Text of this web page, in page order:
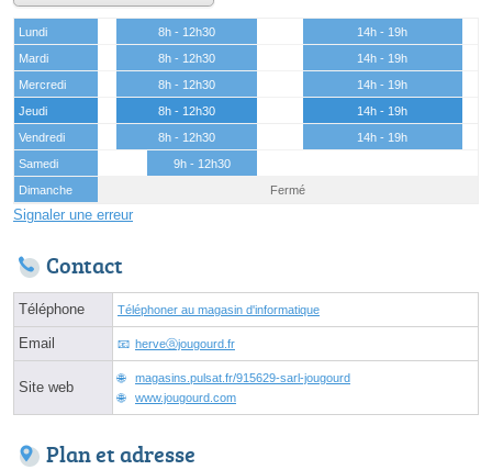
Lundi 8h - 12h30
14h - 19h
Mardi
8h - 12h30
14h - 19h
Mercredi
8h - 12h30
14h - 19h
Jeudi
8h - 12h30
14h - 19h
Vendredi
8h - 12h30
14h - 19h
Samedi
9h - 12h30
Dimanche
Fermé
Signaler une erreur
Contact
Téléphone Téléphoner au magasin d'informatique
Email herveⓐjougourd.fr
Site web
magasins.pulsat.fr/915629-sarl-jougourd
www.jougourd.com
Plan et adresse